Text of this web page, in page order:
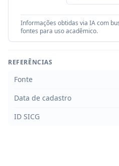
Informações obtidas via IA com
fontes para uso acadêmico.
REFERÊNCIAS
Fonte
Data de cadastro
ID SICG